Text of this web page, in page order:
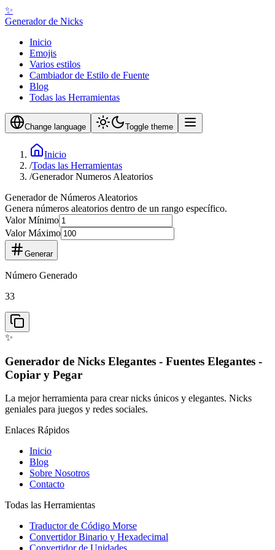
✨
Generador de Nicks
Inicio
Emojis
Varios estilos
Cambiador de Estilo de Fuente
Blog
Todas las Herramientas
Change language Toggle theme
Inicio
/Todas las Herramientas
/Generador Numeros Aleatorios
Generador de Números Aleatorios
Genera números aleatorios dentro de un rango específico.
Valor Mínimo
Valor Máximo
Generar
Número Generado
33
✨
Generador de Nicks Elegantes - Fuentes Elegantes -
Copiar y Pegar
La mejor herramienta para crear nicks únicos y elegantes. Nicks
geniales para juegos y redes sociales.
Enlaces Rápidos
Inicio
Blog
Sobre Nosotros
Contacto
Todas las Herramientas
Traductor de Código Morse
Convertidor Binario y Hexadecimal